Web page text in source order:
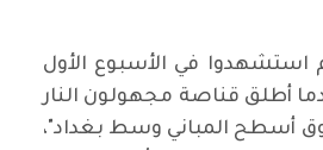
استشهدوا في الأسبوع الأول
أطلق قناصة مجهولون النار
أسطح المباني وسط بغداد"،